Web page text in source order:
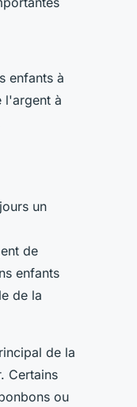
enfants à
l'argent à
un
de
enfants
de la
de la
Certains
ou